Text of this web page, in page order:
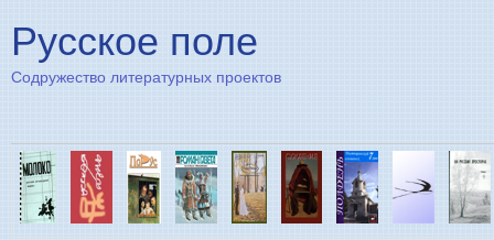
Русское поле
Содружество литературных проектов